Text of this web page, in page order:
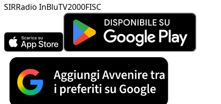
SIRRadio InBluTV2000FISC